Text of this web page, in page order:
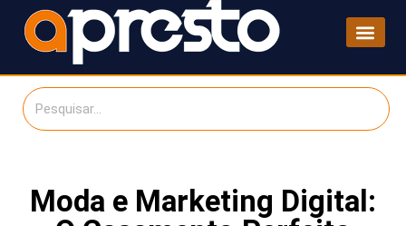
Moda e Marketing Digital: